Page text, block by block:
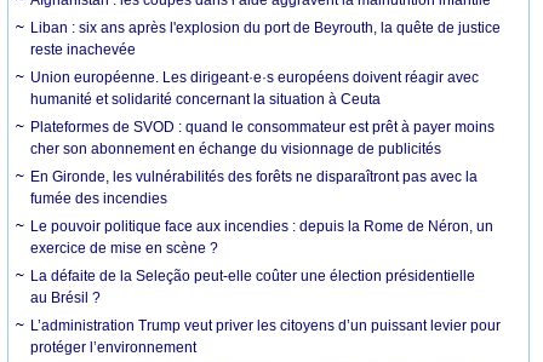
Liban : six ans après l'explosion du port de Beyrouth, la quête de justice
reste inachevée
Union européenne. Les dirigeant·e·s européens doivent réagir avec
humanité et solidarité concernant la situation à Ceuta
Plateformes de SVOD : quand le consommateur est prêt à payer moins
cher son abonnement en échange du visionnage de publicités
En Gironde, les vulnérabilités des forêts ne disparaîtront pas avec la
fumée des incendies
Le pouvoir politique face aux incendies : depuis la Rome de Néron, un
exercice de mise en scène ?
La défaite de la Seleção peut-elle coûter une élection présidentielle
au Brésil ?
L’administration Trump veut priver les citoyens d’un puissant levier pour
protéger l’environnement